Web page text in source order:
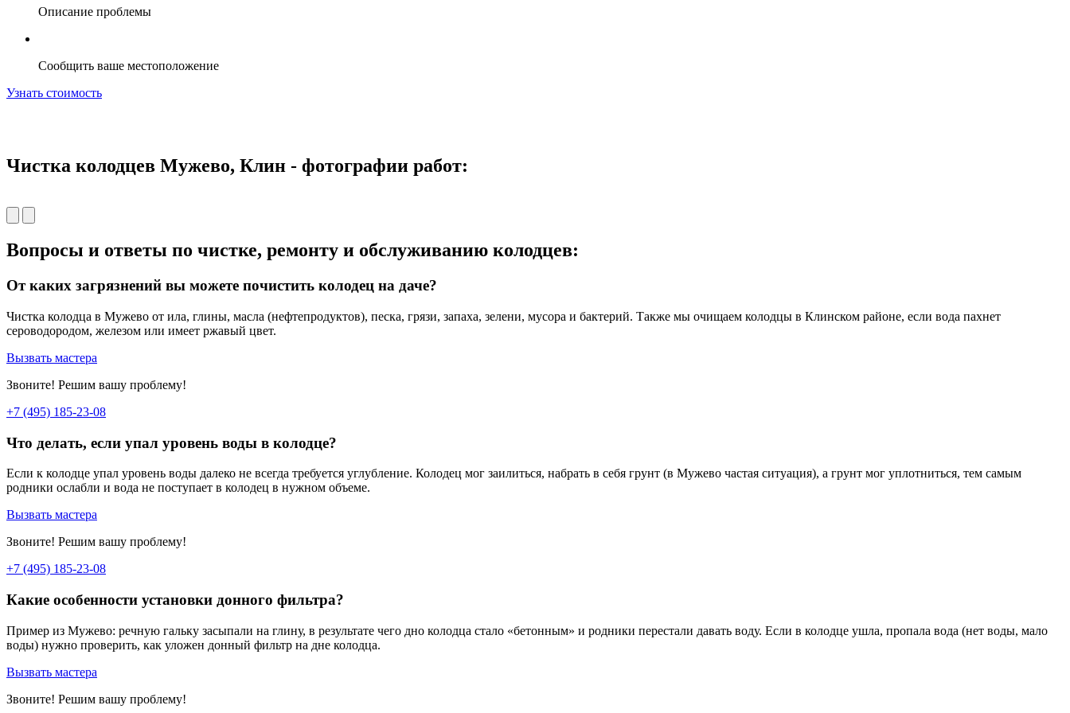
Описание проблемы
Сообщить ваше местоположение
Узнать стоимость
Чистка колодцев Мужево, Клин - фотографии работ:
Вопросы и ответы по чистке, ремонту и обслуживанию колодцев:
От каких загрязнений вы можете почистить колодец на даче?
Чистка колодца в Мужево от ила, глины, масла (нефтепродуктов), песка, грязи, запаха, зелени, мусора и бактерий. Также мы очищаем колодцы в Клинском районе, если вода пахнет
сероводородом, железом или имеет ржавый цвет.
Вызвать мастера
Звоните! Решим вашу проблему!
+7 (495) 185-23-08
Что делать, если упал уровень воды в колодце?
Если к колодце упал уровень воды далеко не всегда требуется углубление. Колодец мог заилиться, набрать в себя грунт (в Мужево частая ситуация), а грунт мог уплотниться, тем самым
родники ослабли и вода не поступает в колодец в нужном объеме.
Вызвать мастера
Звоните! Решим вашу проблему!
+7 (495) 185-23-08
Какие особенности установки донного фильтра?
Пример из Мужево: речную гальку засыпали на глину, в результате чего дно колодца стало «бетонным» и родники перестали давать воду. Если в колодце ушла, пропала вода (нет воды, мало
воды) нужно проверить, как уложен донный фильтр на дне колодца.
Вызвать мастера
Звоните! Решим вашу проблему!